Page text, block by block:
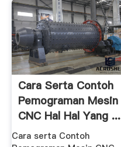
Cara Serta Contoh
Pemograman Mesin
CNC Hal Hal Yang ...
Cara serta Contoh